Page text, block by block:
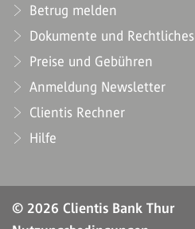
Betrug melden
Dokumente und Rechtliches
Preise und Gebühren
Anmeldung Newsletter
Clientis Rechner
Hilfe
© 2026 Clientis Bank Thur